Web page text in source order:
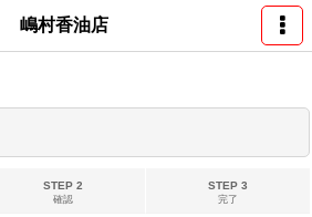
嶋村香油店
STEP 2
確認
STEP 3
完了